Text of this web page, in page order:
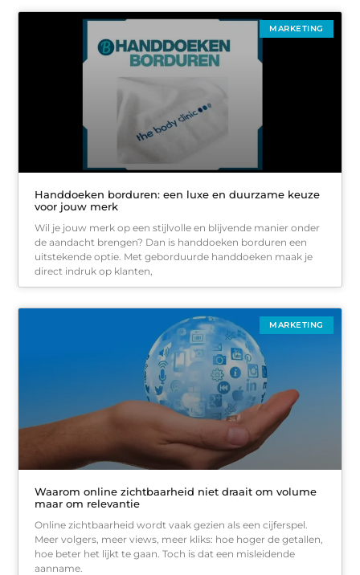
MARKETING
Handdoeken borduren: een luxe en duurzame keuze
voor jouw merk
Wil je jouw merk op een stijlvolle en blijvende manier onder
de aandacht brengen? Dan is handdoeken borduren een
uitstekende optie. Met geborduurde handdoeken maak je
direct indruk op klanten,
MARKETING
Waarom online zichtbaarheid niet draait om volume
maar om relevantie
Online zichtbaarheid wordt vaak gezien als een cijferspel.
Meer volgers, meer views, meer kliks: hoe hoger de getallen,
hoe beter het lijkt te gaan. Toch is dat een misleidende
aanname.